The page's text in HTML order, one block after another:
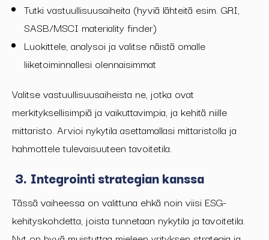
Tutki vastuullisuusaiheita (hyviä lähteitä esim. GRI,
SASB/MSCI materiality finder)
Luokittele, analysoi ja valitse näistä omalle
liiketoiminnallesi olennaisimmat
Valitse vastuullisuusaiheista ne, jotka ovat
merkityksellisimpiä ja vaikuttavimpia, ja kehitä niille
mittaristo. Arvioi nykytila asettamallasi mittaristolla ja
hahmottele tulevaisuuteen tavoitetila.
3. Integrointi strategian kanssa
Tässä vaiheessa on valittuna ehkä noin viisi ESG-
kehityskohdetta, joista tunnetaan nykytila ja tavoitetila.